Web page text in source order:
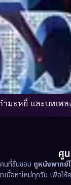
ำมะหยี่ และบทเพ
ศู
นที่ชื่นชอบ ดูหนังพากย์
นื้อหาใหม่ทุกวัน เพื่